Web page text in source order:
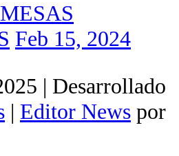
Feb 15, 2024
| Desarrollado
| Editor News por